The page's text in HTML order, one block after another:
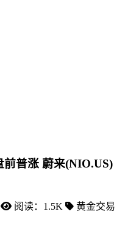
前普涨 蔚来(NIO.US)
阅读：1.5K 黄金交易